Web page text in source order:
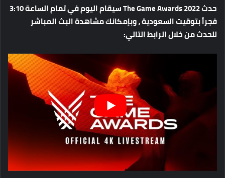
حدث سيقاماليومفيتمامالساعة
فجراًبتوقيتالسعودية،وبإمكانكمشاهدةالبثالمباشر
للحدثمنخلالالرابطالتالي: